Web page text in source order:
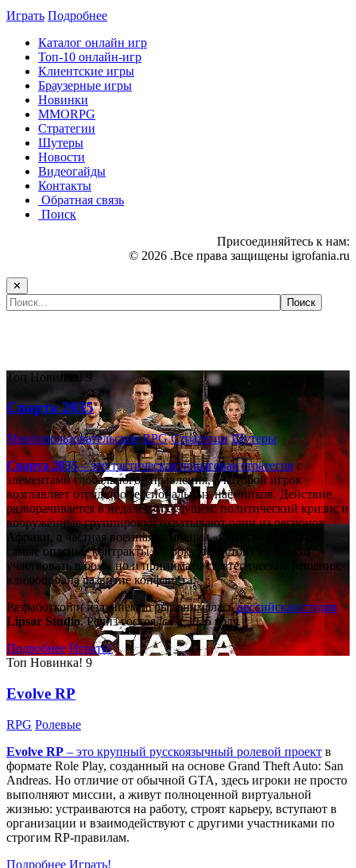
Играть Подробнее
Каталог онлайн игр
Топ-10 онлайн-игр
Клиентские игры
Браузерные игры
Новинки
MMORPG
Стратегии
Шутеры
Новости
Видеогайды
Контакты
Обратная связь
Поиск
Присоединяйтесь к нам:
© 2026 .Все права защищены igrofania.ru
✕
Топ Новинка! 9
Спарта 2035
Многопользовательские RPG Стратегии Шутеры
Спарта 2035– это тактическаяпошаговая стратегияс
элементами глобального управления, в которой игрок
возглавляет отряд профессиональных наёмников. Действие
разворачивается в недалёком будущем: политический кризис и
вооружённые группировки охватывают один из регионов
Африки, а частная военная компания «Спарта» берётся за
самые опасные контракты. Игроку предстоит не только
участвовать в боях, но и принимать стратегические решения,
влияющие на развитие конфликта.
Разработкой и изданием игры занималасьроссийская студия
Lipsar Studio. Релиз состоялся в 2025 году.
Подробнее Играть!
Топ Новинка! 9
Evolve RP
RPG Ролевые
Evolve RP – это крупный русскоязычный ролевой проект в
формате Role Play, созданный на основе Grand Theft Auto: San
Andreas. Но отличие от обычной GTA, здесь игроки не просто
выполняют миссии, а живут полноценной виртуальной
жизнью: устраиваются на работу, строят карьеру, вступают в
организации и взаимодействуют с другими участниками по
строгим RP-правилам.
Подробнее Играть!